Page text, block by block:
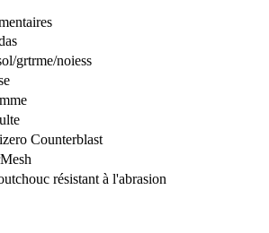
grtrme/noiess
Counterblast
résistant à l'abrasion